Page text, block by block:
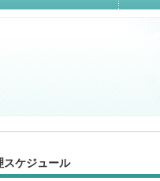
ケジュール